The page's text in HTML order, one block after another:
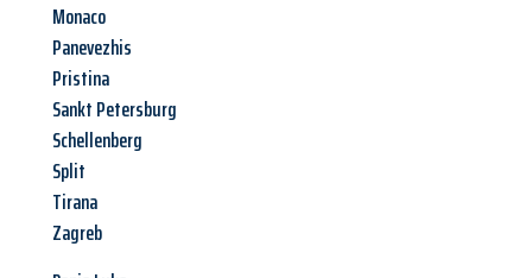
Monaco
Panevezhis
Pristina
Sankt Petersburg
Schellenberg
Split
Tirana
Zagreb